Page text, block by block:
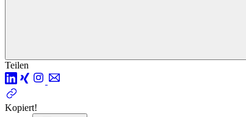
Teilen
Kopiert!